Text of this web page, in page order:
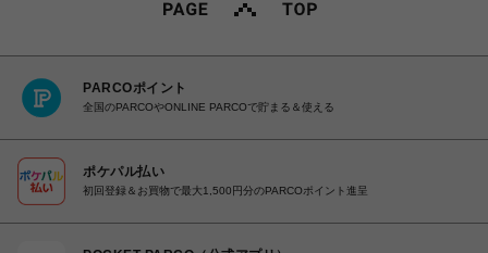
PARCOポイント
全国のPARCOやONLINE PARCOで貯まる＆使える
ポケパル払い
初回登録＆お買物で最大1,500円分のPARCOポイント進呈